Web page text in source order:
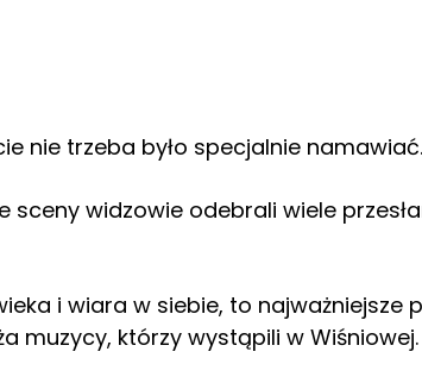
nie trzeba było specjalnie namawiać.
sceny widzowie odebrali wiele
i wiara w siebie, to najważniejsze
muzycy, którzy wystąpili w Wiśniowej.